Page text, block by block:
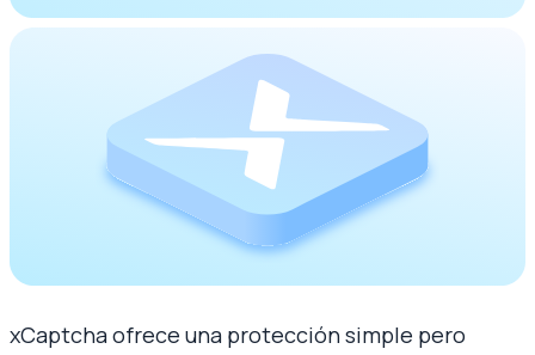
xCaptcha ofrece una protección simple pero